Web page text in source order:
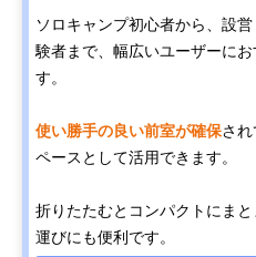
ソロキャンプ初心者から、設
験者まで、幅広いユーザーに
す。
使い勝手の良い前室が確保さ
ペースとして活用できます。
折りたたむとコンパクトにま
運びにも便利です。